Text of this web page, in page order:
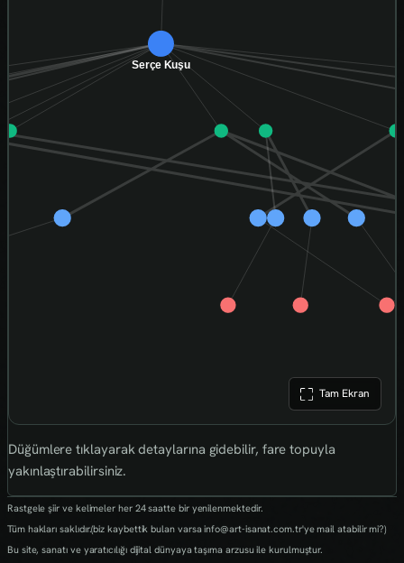
Tam Ekran
Düğümlere tıklayarak detaylarına gidebilir, fare topuyla
yakınlaştırabilirsiniz.
Rastgele şiir ve kelimeler her 24 saatte bir yenilenmektedir.
Tüm hakları saklıdır.(biz kaybettik bulan varsa info@art-isanat.com.tr'ye mail atabilir mi?)
Bu site, sanatı ve yaratıcılığı dijital dünyaya taşıma arzusu ile kurulmuştur.